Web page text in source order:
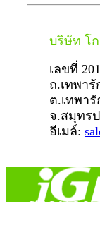
บริษัท โ
เลขที่
ถ.เทพารั
ต.เทพา
จ.สมุทรป
อีเมล์:
สงวนลิข